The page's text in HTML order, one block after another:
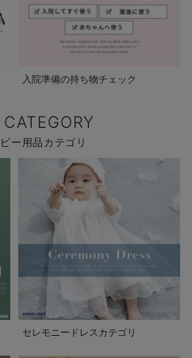
入院準備の持ち物チェック
ー用品カテゴリ
セレモニードレスカテゴリ